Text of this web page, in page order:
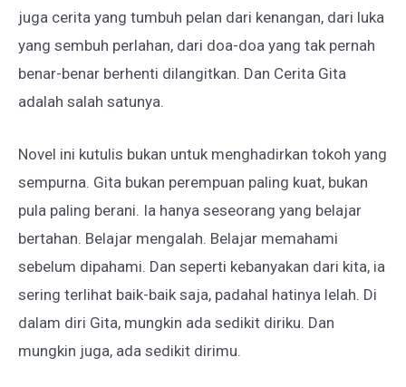
juga cerita yang tumbuh pelan dari kenangan, dari luka
yang sembuh perlahan, dari doa-doa yang tak pernah
benar-benar berhenti dilangitkan. Dan Cerita Gita
adalah salah satunya.
Novel ini kutulis bukan untuk menghadirkan tokoh yang
sempurna. Gita bukan perempuan paling kuat, bukan
pula paling berani. Ia hanya seseorang yang belajar
bertahan. Belajar mengalah. Belajar memahami
sebelum dipahami. Dan seperti kebanyakan dari kita, ia
sering terlihat baik-baik saja, padahal hatinya lelah. Di
dalam diri Gita, mungkin ada sedikit diriku. Dan
mungkin juga, ada sedikit dirimu.